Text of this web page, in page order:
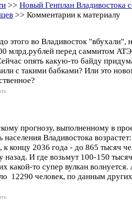
>> Новый Генплан Владивостока
>> Комментарии к материалу
этого во Владивосток "вбухали",
млрд.рублей перед саммитом
опять какую-то байду
с такими бабками? Или это
прогнозу, выполненному в
населения Владивостока
к концу 2036 года - до 865 тысяч
назад. И где возьмут 100-150
какой-то супер вулкан
12290 человек, по данным